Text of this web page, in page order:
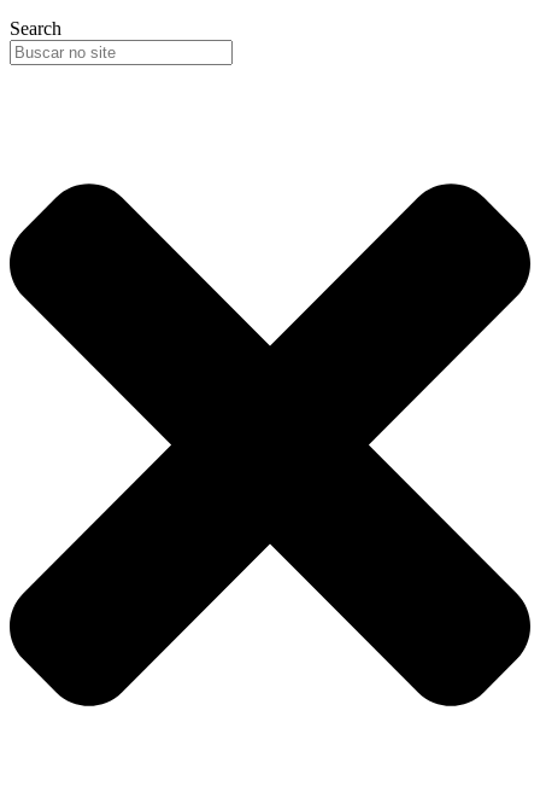
Search